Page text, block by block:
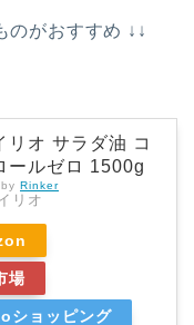
のがおすすめ ↓↓
リオ サラダ油 コ
ールゼロ 1500g
Rinker
リオ
場
ショッピング